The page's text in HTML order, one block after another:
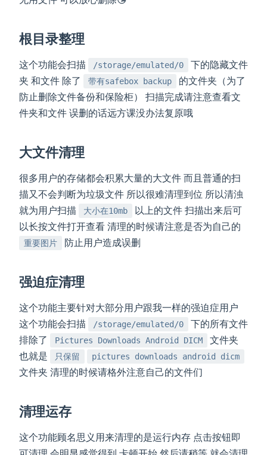
根目录整理
这个功能会扫描 /storage/emulated/0
下的隐藏文件
夹 和文件 除了
带有safebox backup
的文件夹（为了
防止删除文件备份和保险柜） 扫描完成请注意查看文
件夹和文件 误删的话远方课没办法复原哦
大文件清理
很多用户的存储都会积累大量的大文件 而且普通的扫
描又不会判断为垃圾文件 所以很难清理到位 所以清浊
就为用户扫描
大小在10mb
以上的文件 扫描出来后可
以长按文件打开查看 清理的时候请注意是否为自己的
重要图片 防止用户造成误删
强迫症清理
这个功能主要针对大部分用户跟我一样的强迫症用户
这个功能会扫描
/storage/emulated/0
下的所有文件
排除了
Pictures Downloads Android DICM
文件夹
也就是
只保留 pictures downloads android dicm
文件夹 清理的时候请格外注意自己的文件们
清理运存
这个功能顾名思义用来清理的是运行内存 点击按钮即